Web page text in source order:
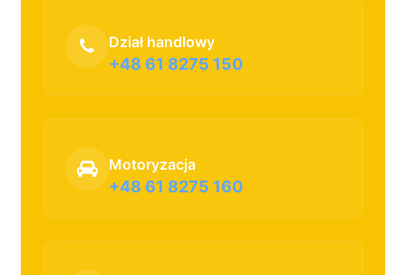
Dział handlowy
+48 61 8275 150
Motoryzacja
+48 61 8275 160